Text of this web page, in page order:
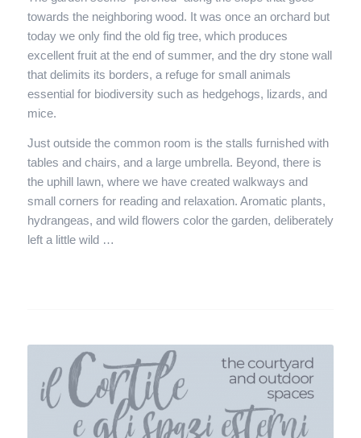
towards the neighboring wood. It was once an orchard but
today we only find the old fig tree, which produces
excellent fruit at the end of summer, and the dry stone wall
that delimits its borders, a refuge for small animals
essential for biodiversity such as hedgehogs, lizards, and
mice.
Just outside the common room is the stalls furnished with
tables and chairs, and a large umbrella. Beyond, there is
the uphill lawn, where we have created walkways and
small corners for reading and relaxation. Aromatic plants,
hydrangeas, and wild flowers color the garden, deliberately
left a little wild …